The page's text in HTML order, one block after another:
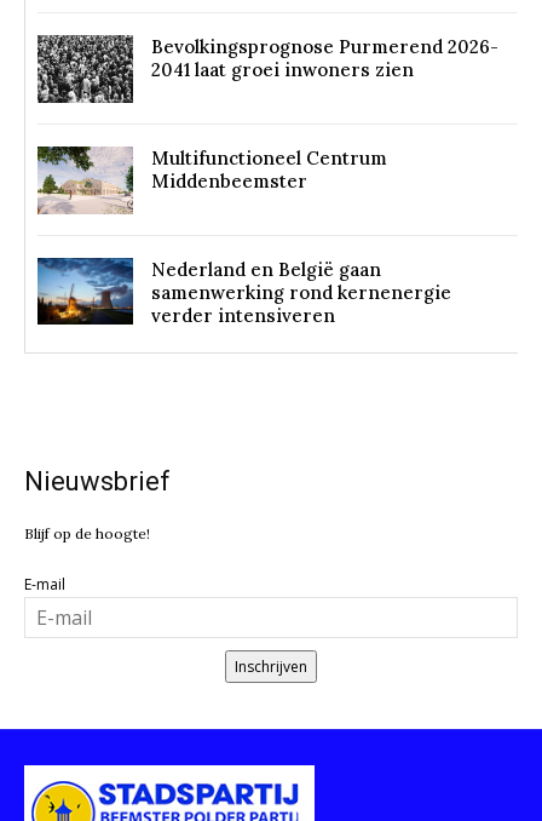
Bevolkingsprognose Purmerend 2026-
2041 laat groei inwoners zien
Multifunctioneel Centrum
Middenbeemster
Nederland en België gaan
samenwerking rond kernenergie
verder intensiveren
Nieuwsbrief
Blijf op de hoogte!
E-mail
Inschrijven